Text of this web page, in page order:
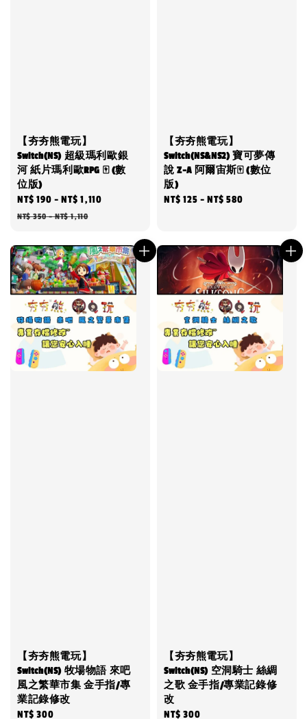
【夯夯熊電玩】
Switch(NS) 超級瑪利歐銀
河 紙片瑪利歐RPG 🀄 (數
位版)
Sale
price
NT$ 190 -NT$ 1,110
NT$ 350-NT$ 1,110
【夯夯熊電玩】
Switch(NS&NS2) 寶可夢傳
說 Z-A 阿爾宙斯🀄 (數位
版)
Regular
NT$ 125 -NT$ 580
【夯夯熊電玩】
Switch(NS) 牧場物語 來吧
風之繁華市集 金手指/專
業記錄修改
Regular
NT$ 300
【夯夯熊電玩】
Switch(NS) 空洞騎士 絲綢
之歌 金手指/專業記錄修
改
Regular
NT$ 300